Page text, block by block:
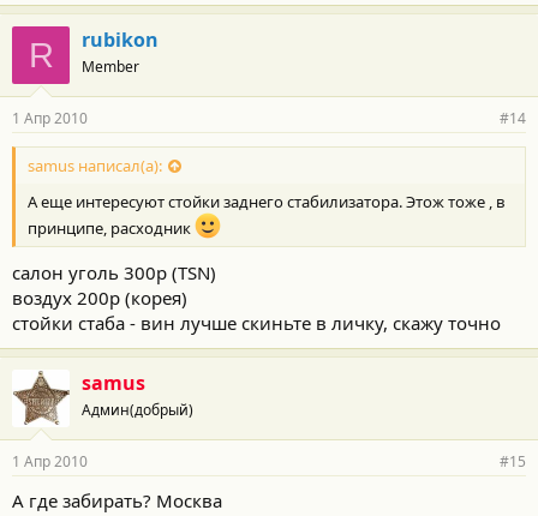
R rubikon
Member
1 Апр 2010 #14
samus написал(а):
А еще интересуют стойки заднего стабилизатора. Этож тоже , в
принципе, расходник
салон уголь 300р (TSN)
воздух 200р (корея)
стойки стаба - вин лучше скиньте в личку, скажу точно
samus
Админ(добрый)
1 Апр 2010 #15
А где забирать? Москва